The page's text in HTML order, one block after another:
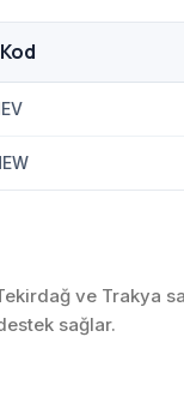
ve Trakya
sağlar.